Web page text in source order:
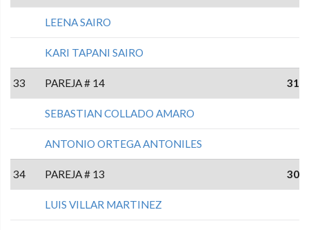
LEENA SAIRO
KARI TAPANI SAIRO
33 PAREJA # 14 31
SEBASTIAN COLLADO AMARO
ANTONIO ORTEGA ANTONILES
34 PAREJA # 13 30
LUIS VILLAR MARTINEZ